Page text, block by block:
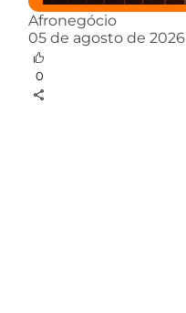
Afronegócio
05 de agosto de 2026
0